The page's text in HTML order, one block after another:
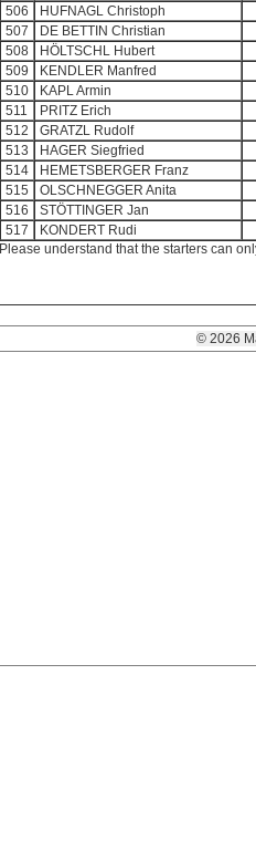
506
HUFNAGL Christoph
507
DE BETTIN Christian
508
HÖLTSCHL Hubert
509
KENDLER Manfred
510
KAPL Armin
511
PRITZ Erich
512
GRATZL Rudolf
513
HAGER Siegfried
514
HEMETSBERGER Franz
515
OLSCHNEGGER Anita
516
STÖTTINGER Jan
517
KONDERT Rudi
Please understand that the starters can
© 2026